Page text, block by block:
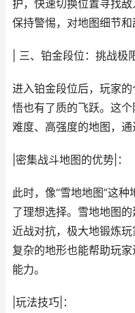
护，快速切换位置寻找
保持警惕，对地图细节和
| 三、铂金段位：挑战极
进入铂金段位后，玩家
悟也有了质的飞跃。这
难度、高强度的地图，通
|密集战斗地图的优势|：
此时，像“雪地地图”这
了理想选择。雪地地图
近战对抗，极大地锻炼玩
复杂的地形也能帮助玩
能力。
|玩法技巧|：